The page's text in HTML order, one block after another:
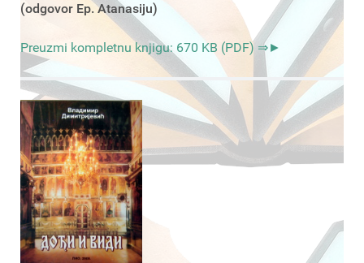
(odgovor Ep. Atanasiju)
Preuzmi kompletnu knjigu: 670 KB (PDF) ⇒►